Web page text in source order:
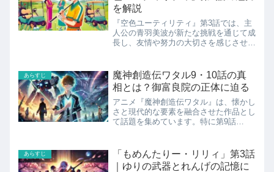
を解説
『空色ユーティリティ』第3話では、主
人公の青羽美波が新たな挑戦を通じて成
長し、友情や努力の大切さを感じさせる
習に臨む美波。しかし、現実的な練習費
用の壁に直面し、アルバイ...
あらすじ
魔神創造伝ワタル9・10話の真
相とは？御富良院の正体に迫る
アニメ『魔神創造伝ワタル』は、懐かし
さと現代的な要素を融合させた作品とし
て話題を集めています。特に第9話
を見破る100の方法！？」は、シリーズ
の中でも物語の核心に迫る重...
あらすじ
「もめんたりー・リリィ」第3話
｜ゆりの武器とれんげの記憶に